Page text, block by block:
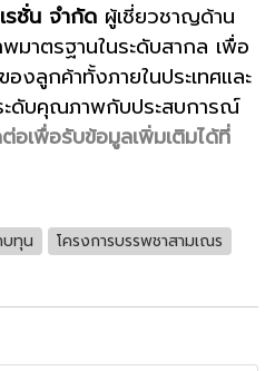
รชั่น จำกัด ผู้เชี่ยวชาญด้าน
มาตรฐานในระดับสากล เพื่อ
งลูกค้าทั้งภายในประเทศและ
ะดับคุณภาพกับประสบการณ์
อเพื่อรับข้อมูลเพิ่มเติมได้ที่
ทุน โครงการบรรพชาสามเณร